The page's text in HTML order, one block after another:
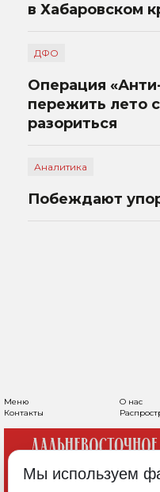
в Хабаровском
ДФО
Операция
пережить лето
разориться
Аналитика
Побеждают
Меню О нас
Контакты
Мы используем